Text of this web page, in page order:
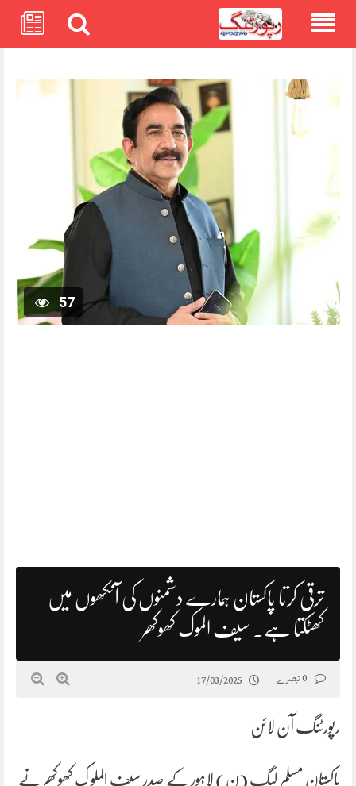
57
ترقی کرتا پاکستان ہمارے دشمنوں کی آنکھوں میں
کھٹکتا ہے۔ سیف الموک کھوکھر
17/03/2025
رپورٹنگ آن لائن
پاکستان مسلم لیگ (ن) لاہور کے صدر سیف الملو ک کھوکھر نے